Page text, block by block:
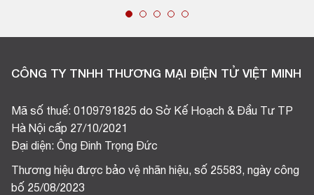
CÔNG TY TNHH THƯƠNG MẠI ĐIỆN TỬ VIỆT MINH
Mã số thuế: 0109791825 do Sở Kế Hoạch & Đầu Tư TP
Hà Nội cấp 27/10/2021
Đại diện: Ông Đinh Trọng Đức
Thương hiệu được bảo vệ nhãn hiệu, số 25583, ngày công
bố 25/08/2023